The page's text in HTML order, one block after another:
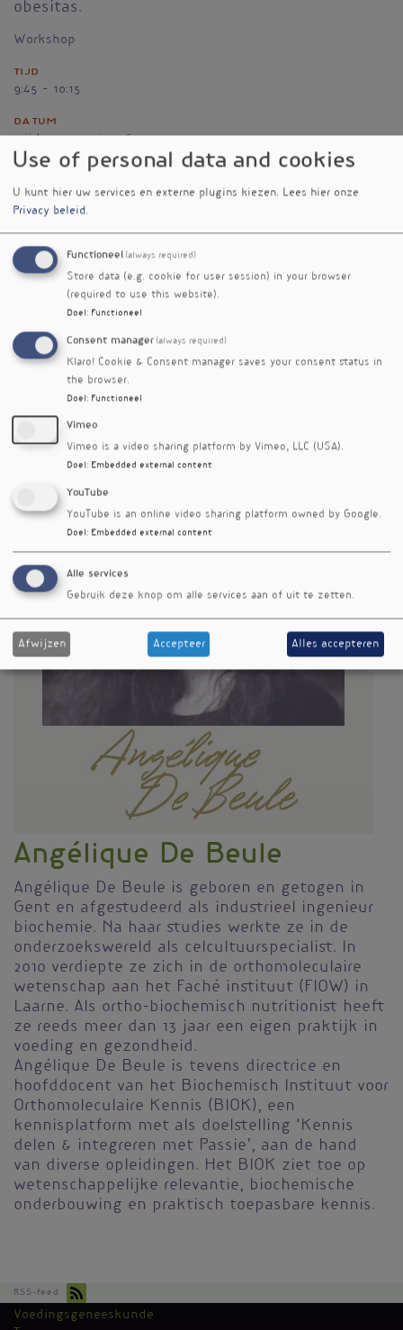
obesitas.
Workshop
Tijd
9:45 - 10:15
Datum
vrijdag 29 mei 2026
Vignet
Trefwoorden
metabool syndroom
Angélique De Beule
Angélique De Beule is geboren en getogen in
Gent en afgestudeerd als industrieel ingenieur
biochemie. Na haar studies werkte ze in de
onderzoekswereld als celcultuurspecialist. In
2010 verdiepte ze zich in de orthomoleculaire
wetenschap aan het Faché instituut (FIOW) in
Laarne. Als ortho-biochemisch nutritionist heeft
ze reeds meer dan 13 jaar een eigen praktijk in
voeding en gezondheid.
Angélique De Beule is tevens directrice en
hoofddocent van het Biochemisch Instituut voor
Orthomoleculaire Kennis (BIOK), een
kennisplatform met als doelstelling ‘Kennis
delen & integreren met Passie’, aan de hand
van diverse opleidingen. Het BIOK ziet toe op
wetenschappelijke relevantie, biochemische
onderbouwing en praktisch toepasbare kennis.
RSS-feed
Kantoormenu
Voedingsgeneeskunde
Use of personal data and cookies
U kunt hier uw services en externe plugins kiezen. Lees hier onze
Privacy beleid.
Functioneel (always required)
Store data (e.g. cookie for user session) in your browser
(required to use this website).
Doel : Functioneel
Consent manager (always required)
Klaro! Cookie & Consent manager saves your consent status in
the browser.
Doel : Functioneel
Vimeo
Vimeo is a video sharing platform by Vimeo, LLC (USA).
Doel : Embedded external content
YouTube
YouTube is an online video sharing platform owned by Google.
Doel : Embedded external content
Alle services
Gebruik deze knop om alle services aan of uit te zetten.
Afwijzen Accepteer Alles accepteren